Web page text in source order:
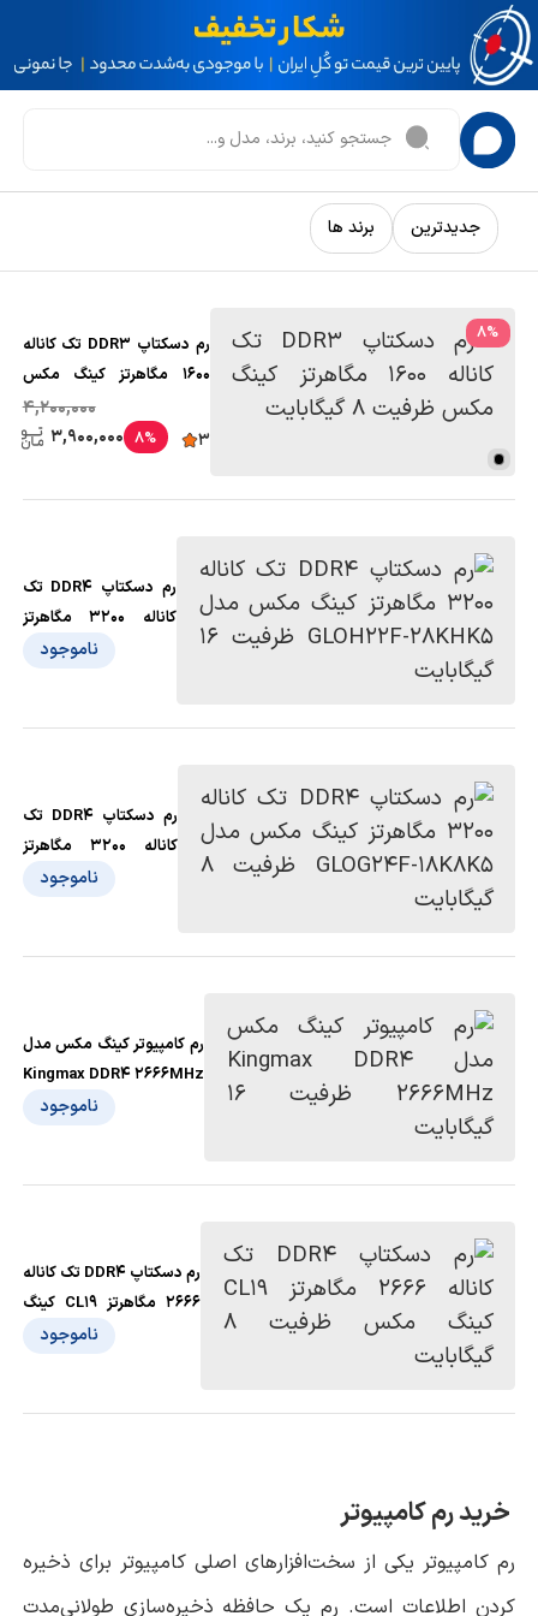
جدیدترین برند ها
%
8
رم دسکتاپ DDR3 تک کاناله
1600 مگاهرتز کینگ مکس
3
4,200,000
8%
3,900,000
رم دسکتاپ DDR4 تک
کاناله 3200 مگاهرتز
کینگ مکس مدل
ناموجود
رم دسکتاپ DDR4 تک
کاناله 3200 مگاهرتز
کینگ‌ مکس مدل
ناموجود
رم کامپیوتر کینگ مکس مدل
Kingmax DDR4 2666MHz
ناموجود
رم دسکتاپ DDR4 تک کاناله
2666 مگاهرتز CL19 کینگ
ناموجود
خرید رم کامپیوتر
رم کامپیوتر یکی از سخت‌افزارهای اصلی کامپیوتر برای ذخیره
کردن اطلاعات است. رم یک حافظه ذخیره‌سازی طولانی‌مدت